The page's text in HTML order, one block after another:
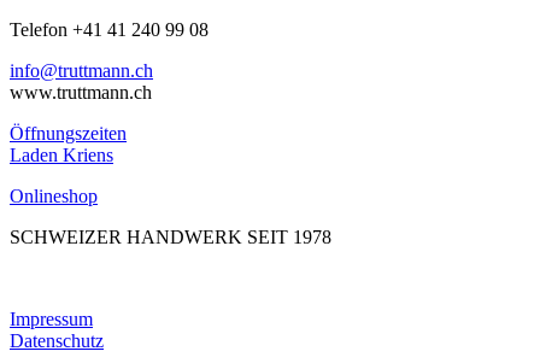
Telefon +41 41 240 99 08
hc.nnamtturt@ofni
www.truttmann.ch
Öffnungszeiten
Laden Kriens
Onlineshop
SCHWEIZER HANDWERK SEIT 1978
Impressum
Datenschutz